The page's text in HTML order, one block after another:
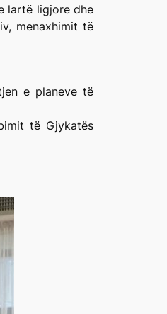
lartë ligjore dhe
menaxhimit të
e planeve të
të Gjykatës